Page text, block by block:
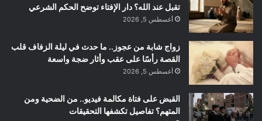
تقبل عند الله؟ دار الإفتاء توضح الحكم الشرعي
أغسطس 5, 2026
زواج شابة من عجوز.. ما حدث في ليلة الزفاف قلب
القصة رأسًا على عقب وأثار ضجة واسعة
أغسطس 5, 2026
القبض على فتاة مكالمة فيديو.. من الضحية ومن
المتهم؟ تفاصيل تكشفها التحقيقات